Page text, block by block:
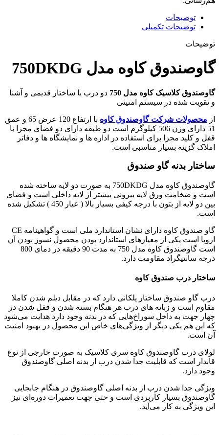
توضیحات
توضیحات تکمیلی
توضیحات
گاوصندوق کاوه مدل 750DKDG
گاوصندوق کلاسیک کاوه مدل 750
دو درب با ساختار قدیمی و آشنا
و تقویت شده در سیستم امنیتی
از محصولات شرکت گاوصندوق کاوه
با ارتفاع 120 عرض 65 و عمق
51 دارای وزن 506 کیلوگرم است دو طبقه دارای دو فضای مجزا با
قفل و کلید مجزا برای استفاده در اداره ها و نمایشگاه ها و دفاتر
املاک گزینه بسیار مناسبی است.
ساختار بدنه گاو صندوق
گاوصندوق کاوه مدل 750DKDG به صورت دو لایه ساخته شده
است و ضخامت ورق لایه بیرونی بیشتر از لایه داخلی است و فضای
بین دو لایه از بتون با درجه کیفی بسیار بالا ( عیار 450 ) تشکیل شده
است.
گاو صندوق کاوه دارای نشان استاندارد ملی است و گواهینامه CE
اروپا است یکی از معیارهای استاندارد بودن محصول نسوز بودن آن
است گاوصندوق کاوه مدل 750 به مدت 90 دقیقه در دمای 800
درجه سانتیگراد مقاومت دارد.
ساختار درب صندوق کاوه
درب گاو صندوق ساختار پلکانی دارد که در مقابل دیلم شدن کاملا
مقاوم است و زبانه های درب هر هنگام بسته شدن و قفل شدن در
چهار جهت به داخل سوراخ‌هایی که در بدنه وجود دارد هدایت می‌شود
که این هم یکی دیگر از ویژگی‌های خاص این محصول در بهبود امنیت
آن است.
لولای درب گاوصندوق کاوه سری کلاسیک به صورت خارجی از نوع
قابدار است که قابلیت جدا شدن درب از بدنه اصلی گاوصندوق
وجود دارد.
ویژگی جدا شدن درب از بدنه اصلی گاوصندوق در هنگام جابجایی
گاوصندوق بسیار کاربردی است و حتی جهت تعمیرات دوره‌ای نیز
این ویژگی به کار می‌آید.